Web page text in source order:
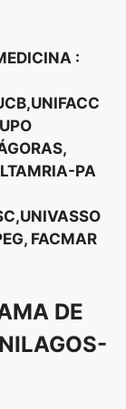
:
PA
FACMAR
DE